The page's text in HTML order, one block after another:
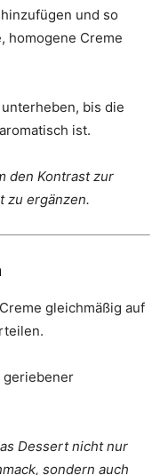
und so
homogene Creme
unterheben, bis die
ist.
den Kontrast zur
zu ergänzen.
gleichmäßig auf
geriebener
Dessert nicht nur
sondern auch